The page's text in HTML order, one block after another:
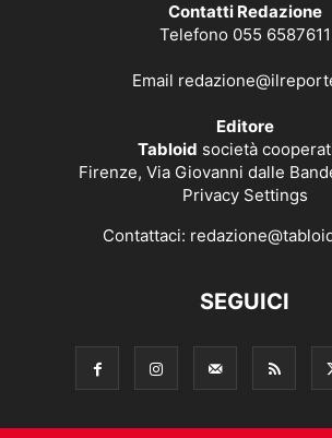
Contatti Redazione
Telefono 055 6587611
Email
Editore
Tabloid società
Firenze, Via Giovanni dalle
Privacy Settings
Contattaci:
SEGUICI